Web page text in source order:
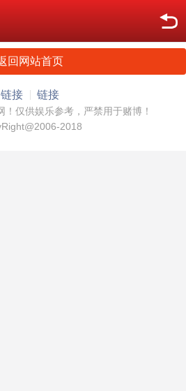
回网站首页
链接 链接
！仅供娱乐参考，严禁用于赌博！
2018